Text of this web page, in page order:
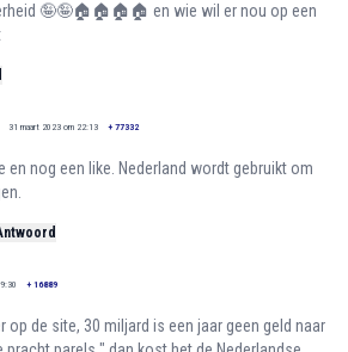
🤪🤪🏠🏠🏠🏠 en wie wil er nou op een
31 maart 2023 om 22:13 + 77332
en nog een like. Nederland wordt gebruikt om
+ 16889
op de site, 30 miljard is een jaar geen geld naar